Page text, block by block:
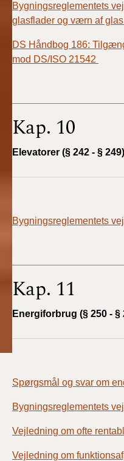
Bygningsreglementets
glasflader og værn af
DS Håndbog 186:
mod DS/ISO 21542
Kap. 10
Elevatorer (§ 242 - § 249)
Bygningsreglementets
Kap. 11
Energiforbrug (§ 250 - §
Spørgsmål og svar om
Bygningsreglementets
Vejledning om ofte
Vejledning om